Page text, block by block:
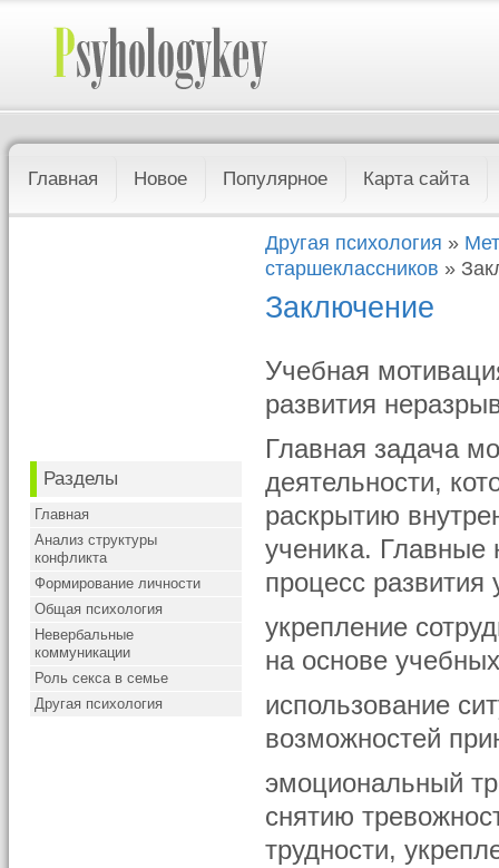
Главная Новое Популярное Карта сайта
Разделы
Главная
Анализ структуры
конфликта
Формирование личности
Общая психология
Невербальные
коммуникации
Роль секса в семье
Другая психология
Другая психология »
старшеклассников »
Заключение
Учебная
развития
Главная задача
деятельности,
раскрытию
ученика. Главные
процесс
укрепление
на основе
использование
возможностей
эмоциональный
снятию
трудности,